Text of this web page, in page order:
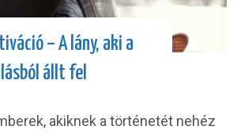
– A lány, aki a
állt fel
akiknek a történetét nehéz